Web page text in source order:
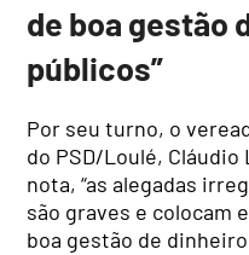
de boa gestão
públicos”
Por seu turno, o
do PSD/Loulé,
nota, “as alegadas
são graves e colocam
boa gestão de